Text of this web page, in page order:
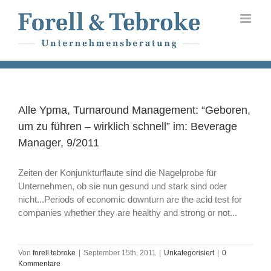
content
Alle Ypma, Turnaround Management: “Geboren,
um zu führen – wirklich schnell” im: Beverage
Manager, 9/2011
Zeiten der Konjunkturflaute sind die Nagelprobe für
Unternehmen, ob sie nun gesund und stark sind oder
nicht...Periods of economic downturn are the acid test for
companies whether they are healthy and strong or not...
Von forell.tebroke September 15th, 2011 Unkategorisiert
0
Kommentare